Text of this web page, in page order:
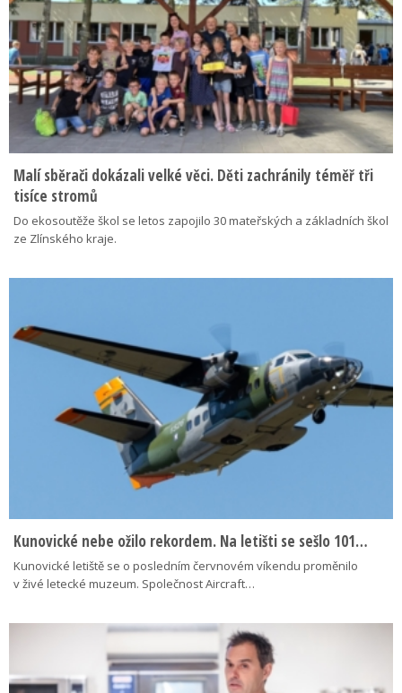
Malí sběrači dokázali velké věci. Děti zachránily téměř tři
tisíce stromů
Do ekosoutěže škol se letos zapojilo 30 mateřských a základních škol
ze Zlínského kraje.
Kunovické nebe ožilo rekordem. Na letišti se sešlo 101…
Kunovické letiště se o posledním červnovém víkendu proměnilo
v živé letecké muzeum. Společnost Aircraft…